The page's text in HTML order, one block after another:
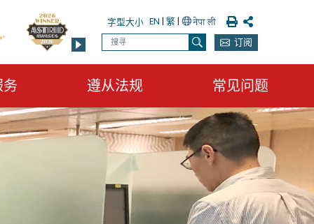
字型大小 EN | 繁| 列印 分享
搜寻
搜寻 订阅
遵从法规 常见问题